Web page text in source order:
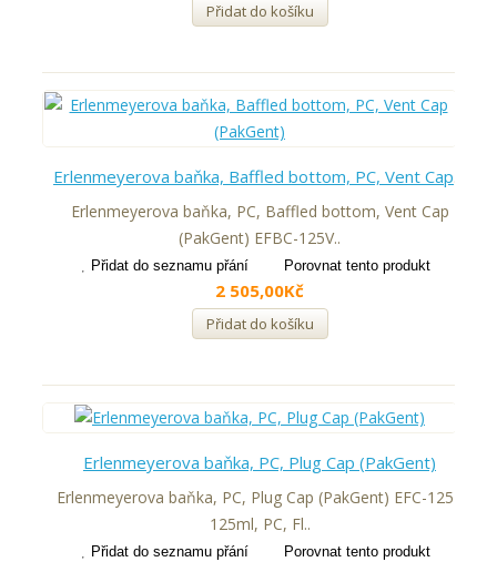
Přidat do košíku
Erlenmeyerova baňka, PC, Baffled bottom, Vent Cap
(PakGent) EFBC-125V..
Přidat do seznamu přání Porovnat tento produkt
2 505,00Kč
Přidat do košíku
Erlenmeyerova baňka, PC, Plug Cap (PakGent)
Erlenmeyerova baňka, PC, Plug Cap (PakGent) EFC-125P
125ml, PC, Fl..
Přidat do seznamu přání Porovnat tento produkt